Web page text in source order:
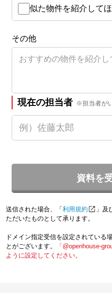
似た物件を紹介して
その他
現在の担当者 ※担当者が
資料を
送信された場合、「利用規約 」及
ただいたものとして承ります。
ドメイン指定受信を設定されている
とがございます。
「@openhouse-
ように設定してください。